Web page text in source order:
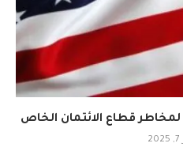
قطاع الائتمان الخاص